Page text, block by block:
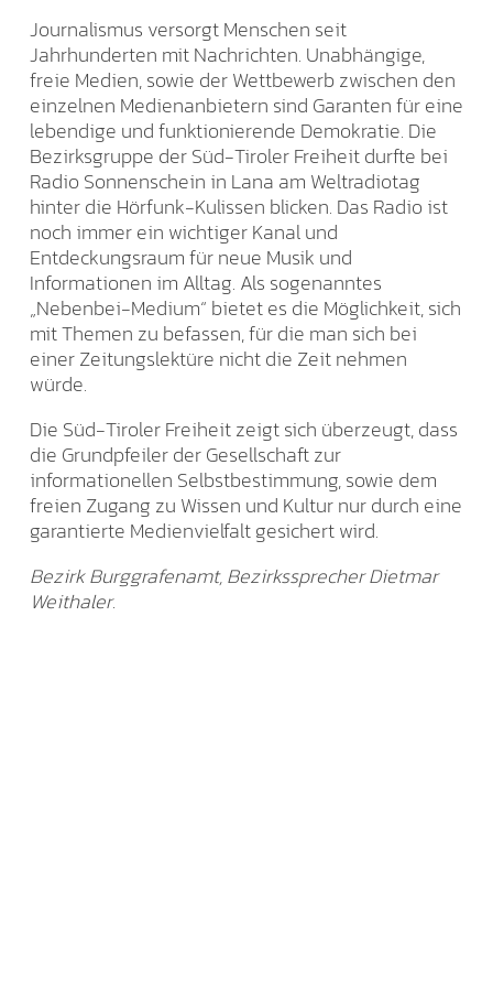
Journalismus versorgt Menschen seit
Jahrhunderten mit Nachrichten. Unabhängige,
freie Medien, sowie der Wettbewerb zwischen den
einzelnen Medienanbietern sind Garanten für eine
lebendige und funktionierende Demokratie. Die
Bezirksgruppe der Süd-Tiroler Freiheit durfte bei
Radio Sonnenschein in Lana am Weltradiotag
hinter die Hörfunk-Kulissen blicken. Das Radio ist
noch immer ein wichtiger Kanal und
Entdeckungsraum für neue Musik und
Informationen im Alltag. Als sogenanntes
„Nebenbei-Medium“ bietet es die Möglichkeit, sich
mit Themen zu befassen, für die man sich bei
einer Zeitungslektüre nicht die Zeit nehmen
würde.
Die Süd-Tiroler Freiheit zeigt sich überzeugt, dass
die Grundpfeiler der Gesellschaft zur
informationellen Selbstbestimmung, sowie dem
freien Zugang zu Wissen und Kultur nur durch eine
garantierte Medienvielfalt gesichert wird.
Bezirk Burggrafenamt, Bezirkssprecher Dietmar
Weithaler.